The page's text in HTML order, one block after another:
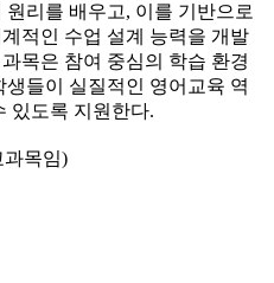
원리를 배우고, 이를 기반으로
적인 수업 설계 능력을 개발
목은 참여 중심의 학습 환경
생들이 실질적인 영어교육 역
있도록 지원한다.
목임)